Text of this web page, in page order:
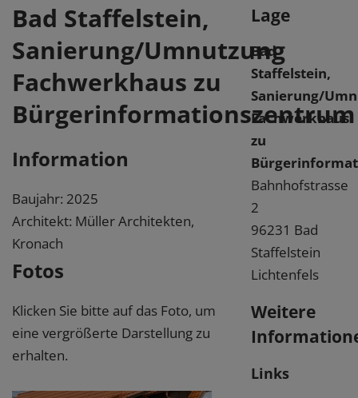
Bad Staffelstein,
Sanierung/Umnutzung
Fachwerkhaus zu
Bürgerinformationszentrum
Information
Baujahr: 2025
Architekt: Müller Architekten,
Kronach
Fotos
Klicken Sie bitte auf das Foto, um
eine vergrößerte Darstellung zu
erhalten.
Lage
Bad
Staffelstein,
Sanierung/
Fachwerkhaus
zu
Bahnhofstrasse
2
96231 Bad
Staffelstein
Lichtenfels
Weitere
Links